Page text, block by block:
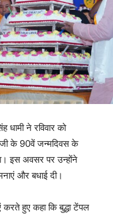
धामी ने रविवार को
जी के 90वें जन्मदिवस के
इस अवसर पर उन्होंने
और बधाई दी।
करते हुए कहा कि बुद्धा टेंपल